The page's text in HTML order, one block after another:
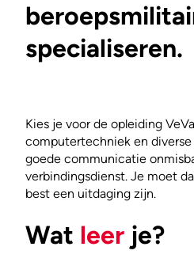
specialiseren.
Kies je voor de opleiding
computertechniek en
goede communicatie
verbindingsdienst. Je moet
best een uitdaging zijn.
Wat leer je?